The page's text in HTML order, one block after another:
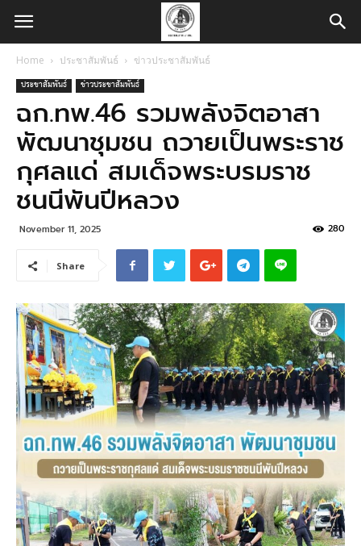
Home ประชาสัมพันธ์ ข่าวประชาสัมพันธ์
ประชาสัมพันธ์ ข่าวประชาสัมพันธ์
ฉก.ทพ.46 รวมพลังจิตอาสา
พัฒนาชุมชน ถวายเป็นพระราช
กุศลแด่ สมเด็จพระบรมราช
ชนนีพันปีหลวง
November 11, 2025 280
Share